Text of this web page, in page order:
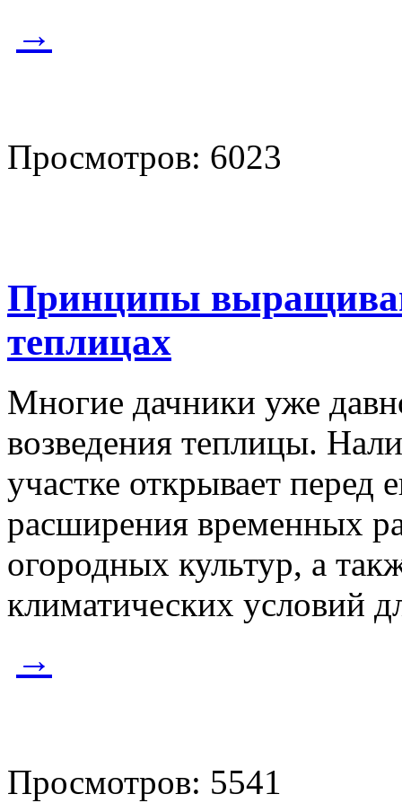
→
Просмотров: 6023
Принципы
теплицах
Многие дачники уже
возведения теплицы.
участке открывает перед
расширения временных
огородных культур, а
климатических условий
→
Просмотров: 5541